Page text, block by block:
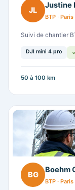
JL
Justine
BTP · Paris
DJI mini 4 pro
50 à 100 km
BG
Boehm
BTP · Paris